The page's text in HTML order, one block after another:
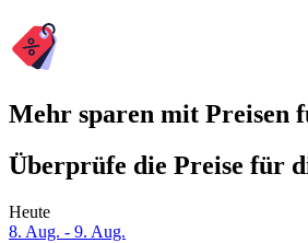
Mehr sparen mit Preisen
Überprüfe die Preise für
Heute
8. Aug. - 9. Aug.